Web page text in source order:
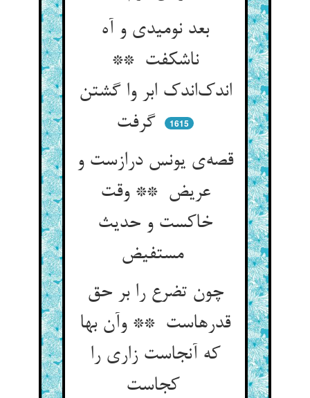
بعد نومیدی و آه
ناشکفت **
اندک‌اندک ابر وا گشتن
گرفت
1615
قصه‌ی یونس درازست و
عریض ** وقت
خاکست و حدیث
مستفیض
چون تضرع را بر حق
قدرهاست ** وآن بها
که آنجاست زاری را
کجاست